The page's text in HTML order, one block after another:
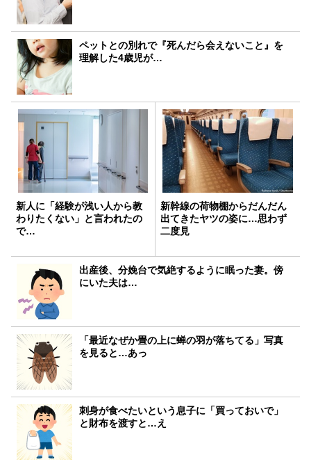
ペットとの別れで『死んだら会えないこと』を
理解した4歳児が…
新人に「経験が浅い人から教
わりたくない」と言われたの
で…
新幹線の荷物棚からだんだん
出てきたヤツの姿に…思わず
二度見
出産後、分娩台で気絶するように眠った妻。傍
にいた夫は…
「最近なぜか畳の上に蝉の羽が落ちてる」写真
を見ると…あっ
刺身が食べたいという息子に「買っておいで」
と財布を渡すと…え